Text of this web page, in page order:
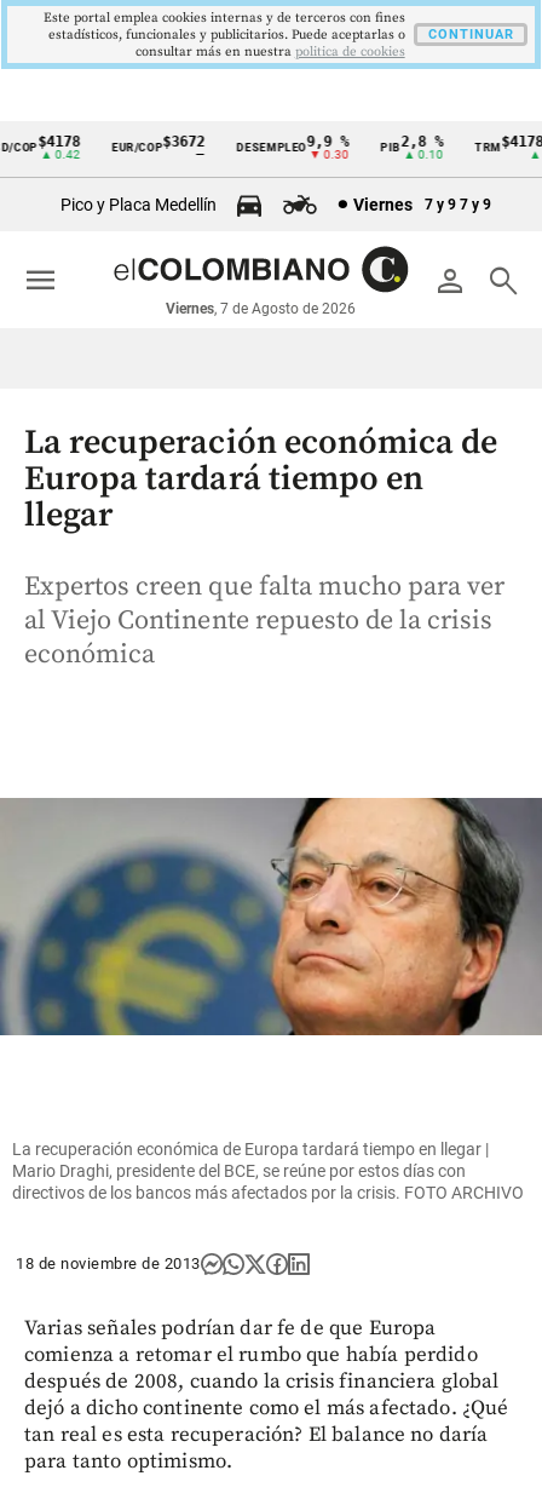
Cintillo
económicos
Colombia
$4178
▲ 0.42
EUR/COP$3672 DESEMPLEO9,9 %
▼ 0.30
2,8 %
▲ 0.10
TRM
▲
Pico y Placa Medellín Viernes 7 y 9 7 y 9
person search
Viernes, 7 de Agosto de 2026
menu
La recuperación económica de
Europa tardará tiempo en
llegar
Expertos creen que falta mucho para ver
al Viejo Continente repuesto de la crisis
económica
La recuperación económica de Europa tardará tiempo en llegar |
Mario Draghi, presidente del BCE, se reúne por estos días con
directivos de los bancos más afectados por la crisis. FOTO ARCHIVO
18 de noviembre de 2013
Varias señales podrían dar fe de que Europa
comienza a retomar el rumbo que había perdido
después de 2008, cuando la crisis financiera global
dejó a dicho continente como el más afectado. ¿Qué
tan real es esta recuperación? El balance no daría
para tanto optimismo.
Este portal emplea cookies internas y de terceros con fines
estadísticos, funcionales y publicitarios. Puede aceptarlas o
consultar más en nuestra politica de cookies
CONTINUAR